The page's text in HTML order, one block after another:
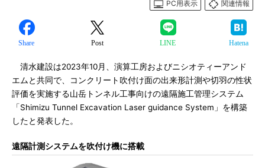
PC用表示
関連情報
Share Post LINE Hatena
清水建設は2023年10月、演算工房およびニシオティーアンド
エムと共同で、コンクリート吹付け面の出来形計測や切羽の性状
評価を実施する山岳トンネル工事向けの遠隔施工管理システム
「Shimizu Tunnel Excavation Laser guidance System」を構築
したと発表した。
遠隔計測システムを吹付け機に搭載